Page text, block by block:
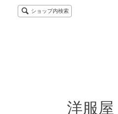
ショップ内検索
洋服